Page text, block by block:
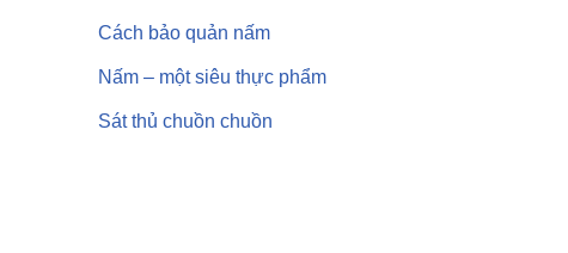
Cách bảo quản nấm
Nấm – một siêu thực phẩm
Sát thủ chuồn chuồn